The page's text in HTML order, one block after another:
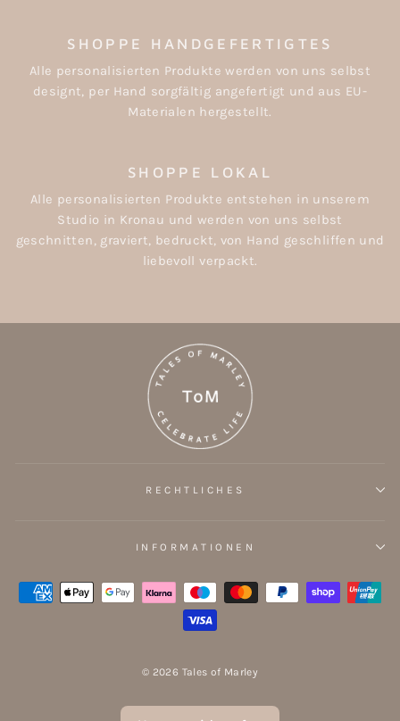
SHOPPE HANDGEFERTIGTES
Alle personalisierten Produkte werden von uns selbst
designt, per Hand sorgfältig angefertigt und aus EU-
Materialen hergestellt.
SHOPPE LOKAL
Alle personalisierten Produkte entstehen in unserem
Studio in Kronau und werden von uns selbst
geschnitten, graviert, bedruckt, von Hand geschliffen und
liebevoll verpackt.
RECHTLICHES
INFORMATIONEN
© 2026 Tales of Marley